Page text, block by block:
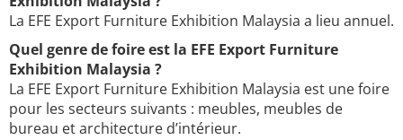
La EFE Export Furniture Exhibition Malaysia a lieu annuel.
Quel genre de foire est la EFE Export Furniture
Exhibition Malaysia ?
La EFE Export Furniture Exhibition Malaysia est une foire
pour les secteurs suivants : meubles, meubles de
bureau et architecture d’intérieur.